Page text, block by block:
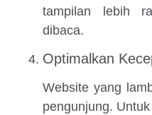
tampilan lebih
dibaca.
Optimalkan
Website yang
pengunjung.